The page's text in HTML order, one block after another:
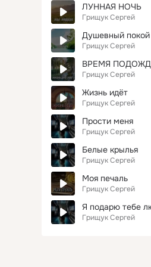
ЛУННАЯ НОЧЬ
Грищук Сергей
Душевный покой
Грищук Сергей
ВРЕМЯ
Грищук Сергей
Жизнь идёт
Грищук Сергей
Прости меня
Грищук Сергей
Белые крылья
Грищук Сергей
Моя печаль
Грищук Сергей
Я подарю тебе
Грищук Сергей